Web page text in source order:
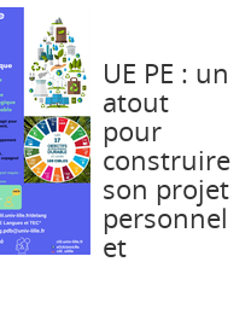
UE PE : un
atout
pour
construire
son projet
personnel
et